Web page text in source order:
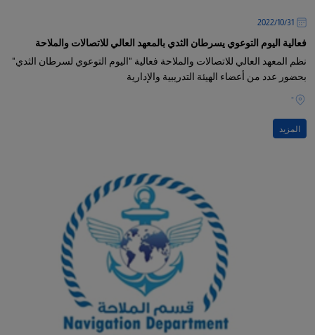
31‏/10‏/2022
فعالية اليوم التوعوي يسرطان الثدي بالمعهد العالي للاتصالات والملاحة
نظم المعهد العالي للاتصالات والملاحة فعالية "اليوم التوعوي لسرطان الثدي"
بحضور عدد من أعضاء الهيئة التدريبية والإدارية
-
المزيد